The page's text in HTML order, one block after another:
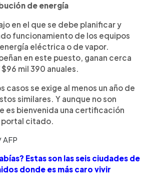
de energía
en el que se debe planificar y
funcionamiento de los equipos
eléctrica o de vapor.
en este puesto, ganan cerca
mil 390 anuales.
casos se exige al menos un año de
similares. Y aunque no son
es bienvenida una certificación
portal citado.
Estas son las seis ciudades de
donde es más caro vivir